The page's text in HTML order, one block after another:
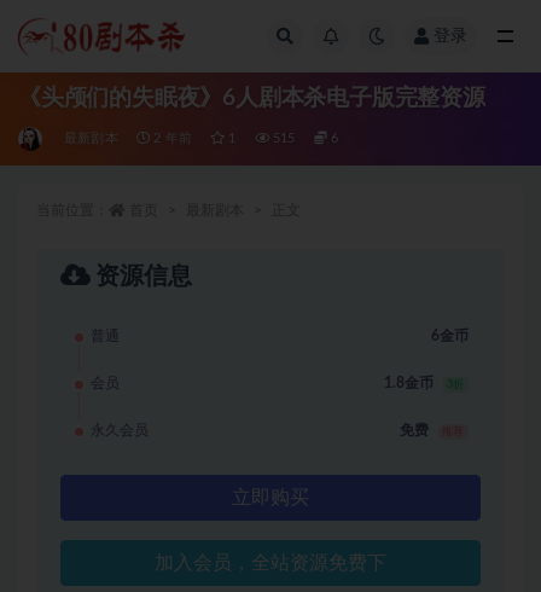
登录
《头颅们的失眠夜》6人剧本杀电子版完整资源
最新剧本 2 年前 1 515 6
资源信息
普通 6金币
会员 1.8金币 3折
永久会员 免费
立即购买
加入会员，全站资源免费下